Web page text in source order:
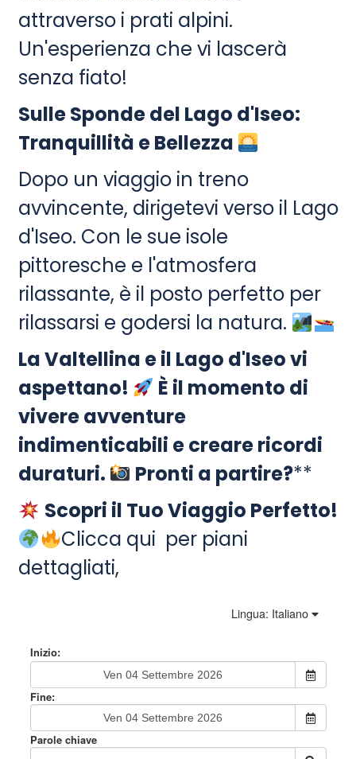
attraverso i prati alpini.
Un'esperienza che vi lascerà
senza fiato!
Sulle Sponde del Lago d'Iseo:
Tranquillità e Bellezza
Dopo un viaggio in treno
avvincente, dirigetevi verso il Lago
d'Iseo. Con le sue isole
pittoresche e l'atmosfera
rilassante, è il posto perfetto per
rilassarsi e godersi la natura.
La Valtellina e il Lago d'Iseo vi
aspettano!
È il momento di
vivere avventure
indimenticabili e creare ricordi
duraturi.
Pronti a partire?**
Scopri il Tuo Viaggio Perfetto!
Clicca qui per piani
dettagliati,